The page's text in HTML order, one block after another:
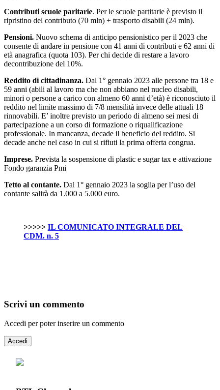
Contributi scuole paritarie. Per le scuole partitarie è previsto il
ripristino del contributo (70 mln) + trasporto disabili (24 mln).
Pensioni. Nuovo schema di anticipo pensionistico per il 2023 che
consente di andare in pensione con 41 anni di contributi e 62 anni di
età anagrafica (quota 103). Per chi decide di restare a lavoro
decontribuzione del 10%.
Reddito di cittadinanza. Dal 1° gennaio 2023 alle persone tra 18 e
59 anni (abili al lavoro ma che non abbiano nel nucleo disabili,
minori o persone a carico con almeno 60 anni d’età) è riconosciuto il
reddito nel limite massimo di 7/8 mensilità invece delle attuali 18
rinnovabili. E’ inoltre previsto un periodo di almeno sei mesi di
partecipazione a un corso di formazione o riqualificazione
professionale. In mancanza, decade il beneficio del reddito. Si
decade anche nel caso in cui si rifiuti la prima offerta congrua.
Imprese. Prevista la sospensione di plastic e sugar tax e attivazione
Fondo garanzia Pmi
Tetto al contante. Dal 1° gennaio 2023 la soglia per l’uso del
contante salirà da 1.000 a 5.000 euro.
>>>>> IL COMUNICATO INTEGRALE DEL
CDM. n. 5
Scrivi un commento
Accedi per poter inserire un commento
Accedi